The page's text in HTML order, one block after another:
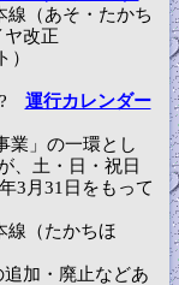
（あそ・たかち
ヤ改正
? 運行カレンダー
業」の一環とし
、土・日・祝日
3月31日をもって
線（たかちほ
加・廃止などあ